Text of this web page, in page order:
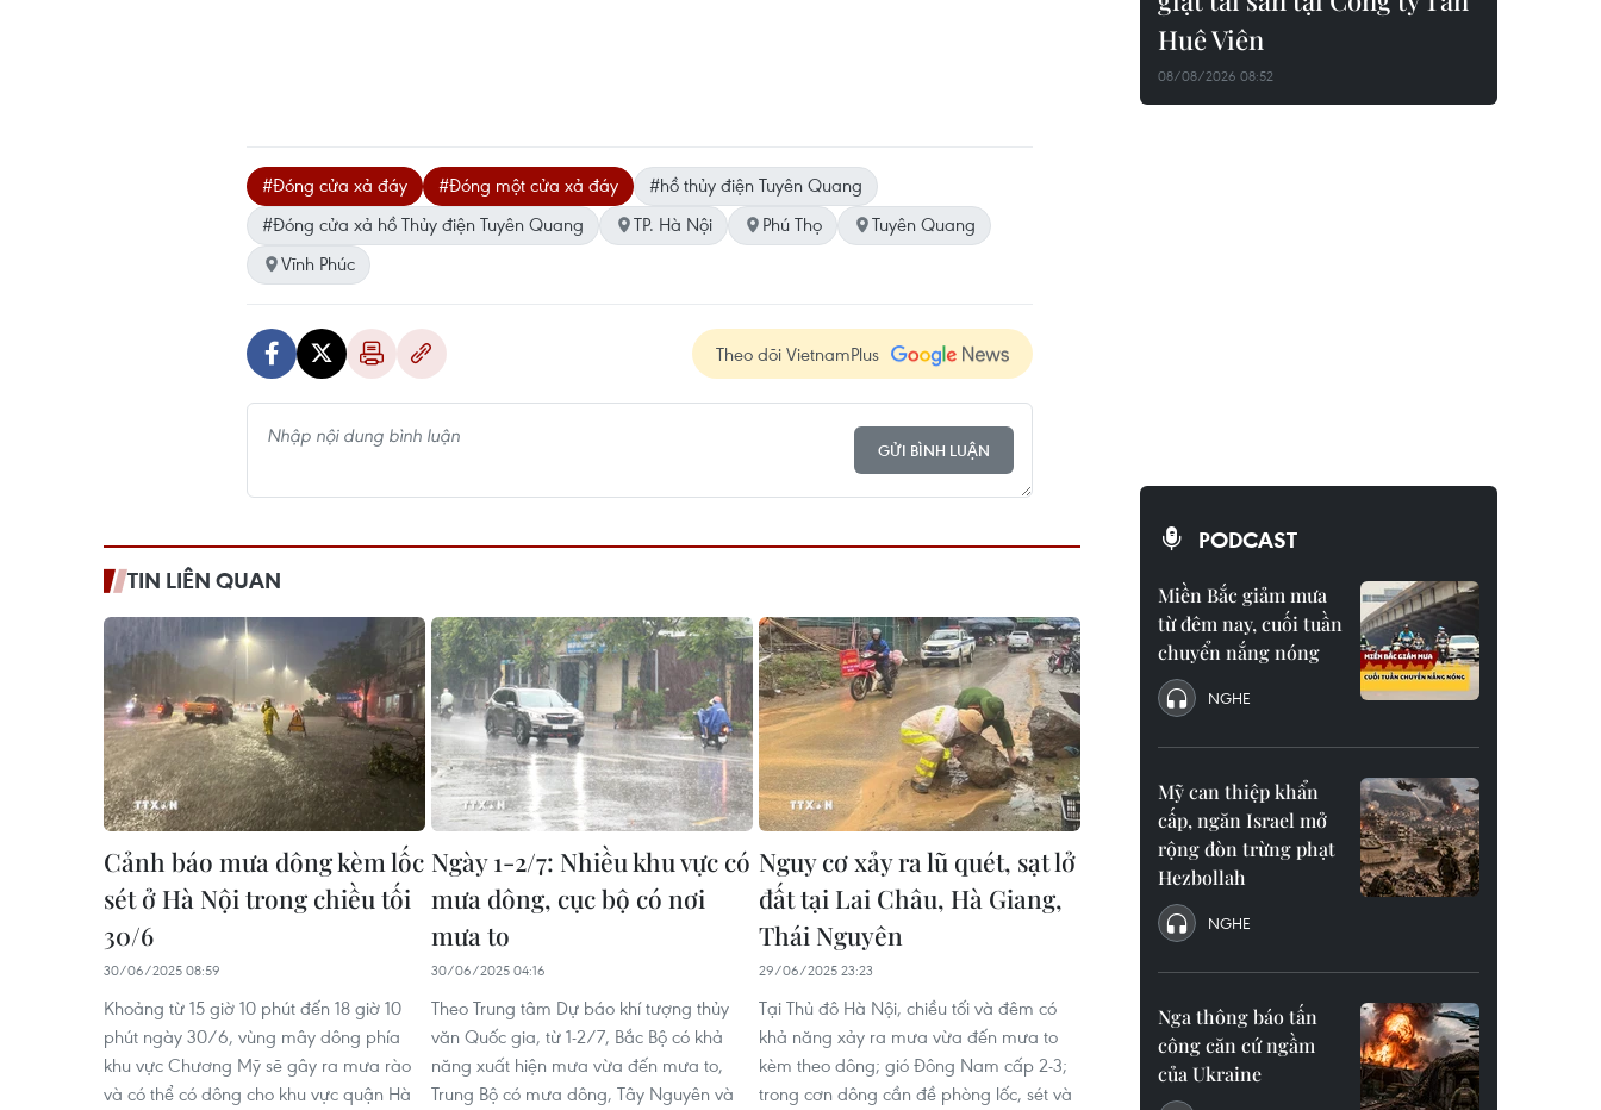
#Đóng cửa xả đáy #Đóng một cửa xả đáy
#hồ ​thủy điện Tuyên Quang
#Đóng cửa xả hồ Thủy điện Tuyên Quang
TP. Hà Nội Phú Thọ
Tuyên Quang
Vĩnh Phúc
Theo dõi VietnamPlus
GỬI BÌNH LUẬN
TIN LIÊN QUAN
Cảnh báo mưa dông kèm lốc
sét ở Hà Nội trong chiều tối
30/6
30/06/2025 08:59
Khoảng từ 15 giờ 10 phút đến 18 giờ 10
phút ngày 30/6, vùng mây dông phía
khu vực Chương Mỹ sẽ gây ra mưa rào
và có thể có dông cho khu vực quận Hà
Ngày 1-2/7: Nhiều khu vực có
mưa dông, cục bộ có nơi
mưa to
30/06/2025 04:16
Theo Trung tâm Dự báo khí tượng thủy
văn Quốc gia, từ 1-2/7, Bắc Bộ có khả
năng xuất hiện mưa vừa đến mưa to,
Trung Bộ có mưa dông, Tây Nguyên và
Nguy cơ xảy ra lũ quét, sạt lở
đất tại Lai Châu, Hà Giang,
Thái Nguyên
29/06/2025 23:23
Tại Thủ đô Hà Nội, chiều tối và đêm có
khả năng xảy ra mưa vừa đến mưa to
kèm theo dông; gió Đông Nam cấp 2-3;
trong cơn dông cần đề phòng lốc, sét và
Huê Viên
08/08/2026 08:52
PODCAST
Miền Bắc giảm mưa
từ đêm nay, cuối tuần
chuyển nắng nóng
NGHE
Mỹ can thiệp khẩn
cấp, ngăn Israel mở
rộng đòn trừng phạt
Hezbollah
NGHE
Nga thông báo tấn
công căn cứ ngầm
của Ukraine